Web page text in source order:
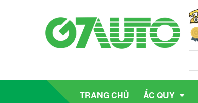
TRANG CHỦ ẮC QUY